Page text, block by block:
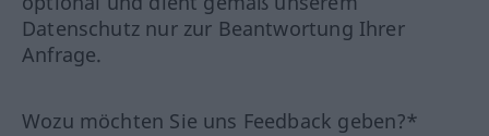
Datenschutz nur zur Beantwortung Ihrer
Anfrage.
Wozu möchten Sie uns Feedback geben?*